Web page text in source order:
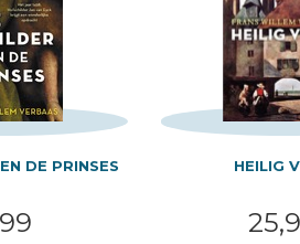
DE PRINSES HEILIG